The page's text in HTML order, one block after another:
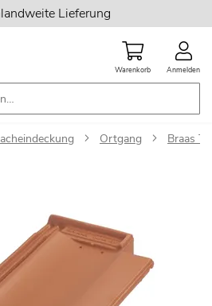
Lieferung
Warenkorb Anmelden
Ortgang Braas